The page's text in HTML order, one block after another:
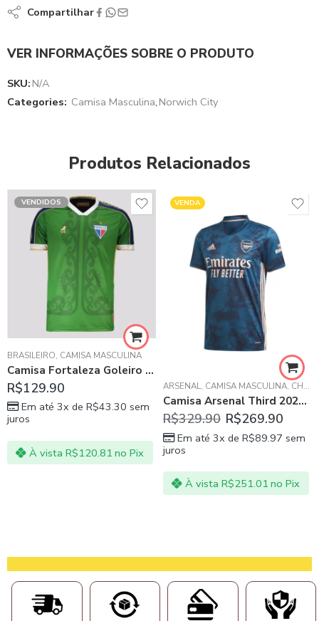
Compartilhar
VER INFORMAÇÕES SOBRE O PRODUTO
SKU: N/A
Categories: Camisa Masculina, Norwich City
Produtos Relacionados
,INTER DE MILÃO ,SÉRIE A ITALIANO
VENDIDOS
BRASILEIRO, CAMISA MASCULINA
Camisa Fortaleza Goleiro 2021 – Verde
R$129.90
Em até 3x de R$43.30 sem
juros
À vista R$120.81 no Pix
VENDA
ARSENAL, CAMISA MASCULINA, CHAMPIONS LEAGUE
Camisa Arsenal Third 2021 Torcedor Adidas Masculina
R$329.90 R$269.90
Em até 3x de R$89.97 sem
juros
À vista R$251.01 no Pix